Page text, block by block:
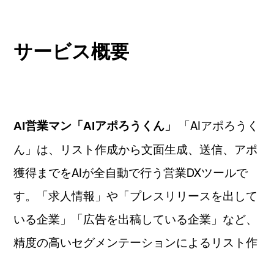
サービス概要
AI営業マン「AIアポろうくん」
「AIアポろうく
ん」は、リスト作成から文面生成、送信、アポ
獲得までをAIが全自動で行う営業DXツールで
す。「求人情報」や「プレスリリースを出して
いる企業」「広告を出稿している企業」など、
精度の高いセグメンテーションによるリスト作